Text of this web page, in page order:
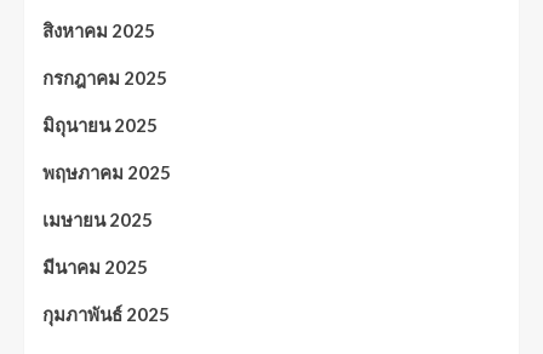
สิงหาคม 2025
กรกฎาคม 2025
มิถุนายน 2025
พฤษภาคม 2025
เมษายน 2025
มีนาคม 2025
กุมภาพันธ์ 2025